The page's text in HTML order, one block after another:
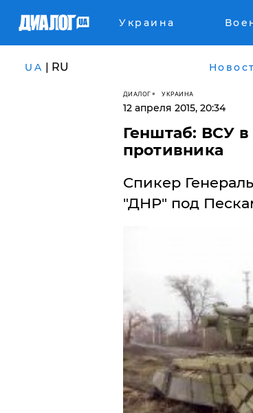
Украина
UA | RU
ДИАЛОГ УКРАИНА
12 апреля 2015, 20:34
Генштаб: ВСУ
противника
Спикер
"ДНР" под